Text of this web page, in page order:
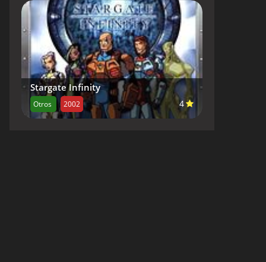
Stargate Infinity
Otros 2002 4